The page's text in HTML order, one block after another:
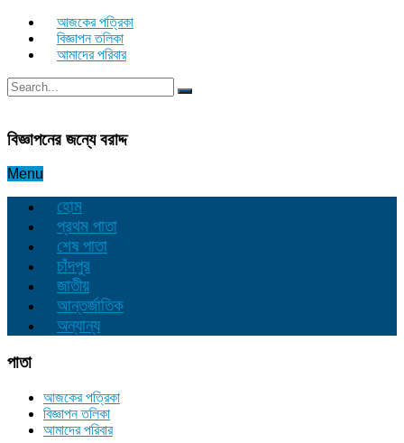
আজকের পত্রিকা
বিজ্ঞাপন তলিকা
আমাদের পরিবার
বিজ্ঞাপনের জন্যে বরাদ্দ
Menu
হোম
প্রথম পাতা
শেষ পাতা
চাঁদপুর
জাতীয়
আন্তর্জাতিক
অন্যান্য
পাতা
আজকের পত্রিকা
বিজ্ঞাপন তলিকা
আমাদের পরিবার